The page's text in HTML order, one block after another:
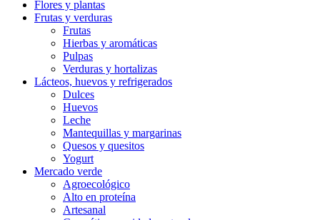
Flores y plantas
Frutas y verduras
Frutas
Hierbas y aromáticas
Pulpas
Verduras y hortalizas
Lácteos, huevos y refrigerados
Dulces
Huevos
Leche
Mantequillas y margarinas
Quesos y quesitos
Yogurt
Mercado verde
Agroecológico
Alto en proteína
Artesanal